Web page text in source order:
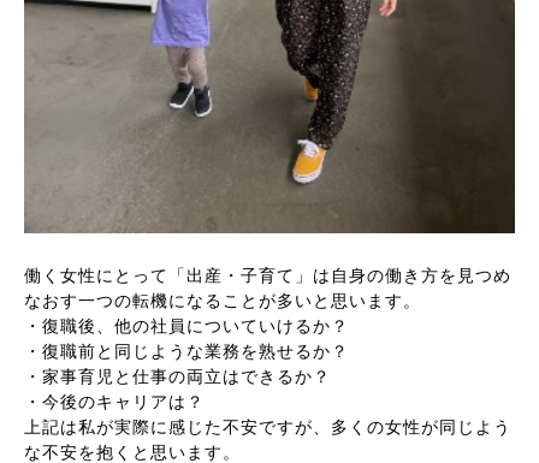
働く女性にとって「出産・子育て」は自身の働き方を見つめ
なおす一つの転機になることが多いと思います。
・復職後、他の社員についていけるか？
・復職前と同じような業務を熟せるか？
・家事育児と仕事の両立はできるか？
・今後のキャリアは？
上記は私が実際に感じた不安ですが、多くの女性が同じよう
な不安を抱くと思います。